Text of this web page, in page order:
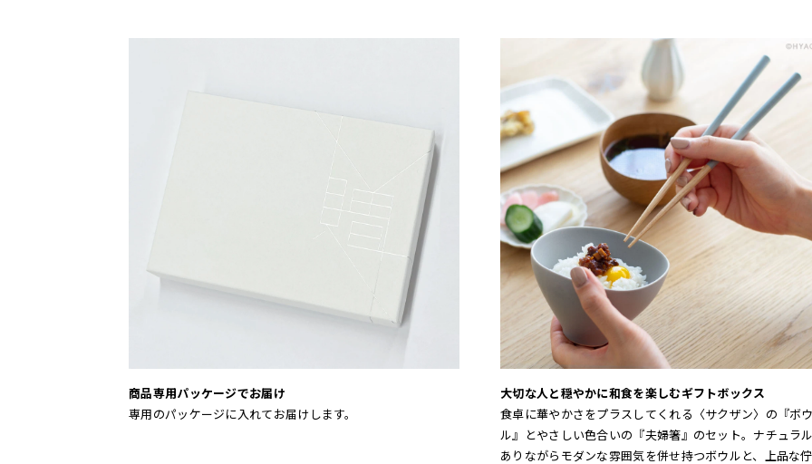
商品専用パッケージでお届け
専用のパッケージに入れてお届けします。
大切な人と穏やかに和食を楽しむギフトボックス
食卓に華やかさをプラスしてくれる〈サクザン〉の『ボ
ル』とやさしい色合いの『夫婦箸』のセット。ナチュラ
ありながらモダンな雰囲気を併せ持つボウルと、上品な